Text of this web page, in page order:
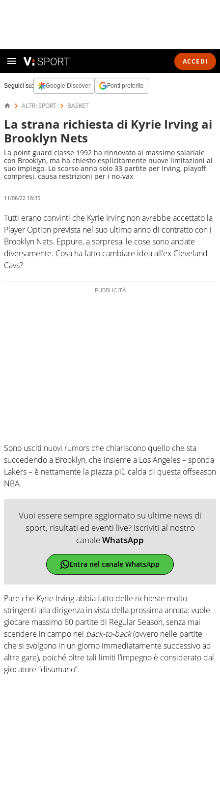
ACCEDI
Seguici su: Google Discover Fonti preferite
ALTRI SPORT BASKET
La strana richiesta di Kyrie Irving ai
Brooklyn Nets
La point guard classe 1992 ha rinnovato al massimo salariale
con Brooklyn, ma ha chiesto esplicitamente nuove limitazioni al
suo impiego. Lo scorso anno solo 33 partite per Irving, playoff
compresi, causa restrizioni per i no-vax
11/08/22 18:35
Tutti erano convinti che Kyrie Irving non avrebbe accettato la
Player Option prevista nel suo ultimo anno di contratto con i
Brooklyn Nets. Eppure, a sorpresa, le cose sono andate
diversamente. Cosa ha fatto cambiare idea all’ex Cleveland
Cavs?
Sono usciti nuovi rumors che chiariscono quello che sta
succedendo a Brooklyn, che insieme a Los Angeles – sponda
Lakers – è nettamente la piazza più calda di questa offseason
NBA.
Vuoi essere sempre aggiornato su ultime news di
sport, risultati ed eventi live? Iscriviti al nostro
canaleWhatsApp
Entra nel canale WhatsApp
Pare che Kyrie Irving abbia fatto delle richieste molto
stringenti alla dirigenza in vista della prossima annata: vuole
giocare massimo 60 partite di Regular Season, senza mai
scendere in campo nei back-to-back(ovvero nelle partite
che si svolgono in un giorno immediatamente successivo ad
altre gare), poiché oltre tali limiti l’impegno è considerato dal
giocatore “disumano”.